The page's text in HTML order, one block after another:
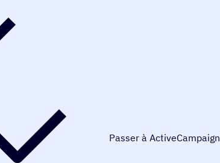
Passer à ActiveCampaign